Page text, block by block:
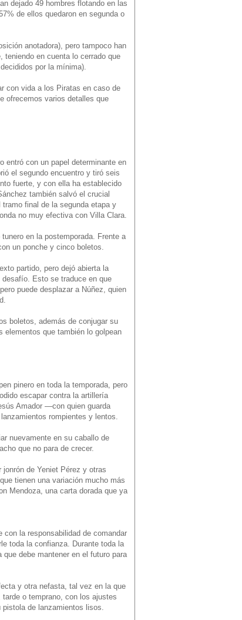
dejado 49 hombres flotando en las
de ellos quedaron en segunda o
anotadora), pero tampoco han
teniendo en cuenta lo cerrado que
por la mínima).
con vida a los Piratas en caso de
ofrecemos varios detalles que
entró con un papel determinante en
el segundo encuentro y tiró seis
fuerte, y con ella ha establecido
también salvó el crucial
final de la segunda etapa y
no muy efectiva con Villa Clara.
en la postemporada. Frente a
un ponche y cinco boletos.
partido, pero dejó abierta la
Esto se traduce en que
puede desplazar a Núñez, quien
boletos, además de conjugar su
elementos que también lo golpean
pinero en toda la temporada, pero
escapar contra la artillería
Amador —con quien guarda
rompientes y lentos.
nuevamente en su caballo de
que no para de crecer.
de Yeniet Pérez y otras
tienen una variación mucho más
Mendoza, una carta dorada que ya
la responsabilidad de comandar
toda la confianza. Durante toda la
debe mantener en el futuro para
y otra nefasta, tal vez en la que
o temprano, con los ajustes
de lanzamientos lisos.